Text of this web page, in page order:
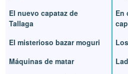
El nuevo capataz de
Tallaga
El misterioso bazar moguri
Máquinas de matar
En